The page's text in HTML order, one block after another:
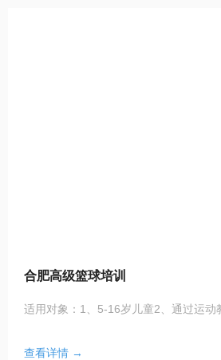
合肥高级篮球培训
适用对象：1、5-16岁儿童2、通过运
查看详情 →